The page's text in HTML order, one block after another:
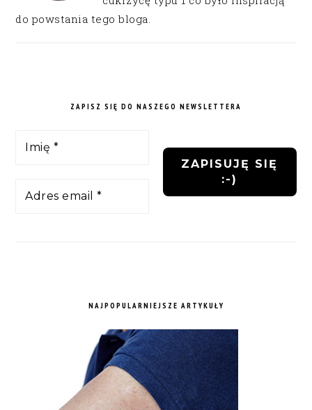
do powstania tego bloga.
ZAPISZ SIĘ DO NASZEGO NEWSLETTERA
NAJPOPULARNIEJSZE ARTYKUŁY